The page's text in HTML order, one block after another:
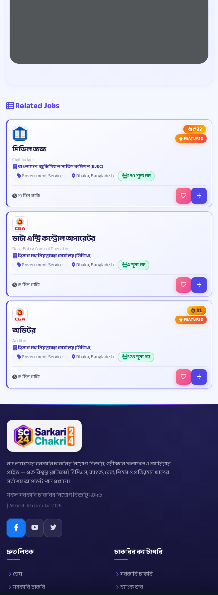
Related Jobs
#33
FEATURED
সিভিল জজ
Civil Judge
বাংলাদেশ জুডিসিয়াল সার্ভিস কমিশন (BJSC)
Government Service
Dhaka, Bangladesh 250 শূন্য পদ
29 দিন বাকি
ডাটা এন্ট্রি কন্ট্রোল অপারেটর
Data Entry Control Operator
হিসাব মহানিয়ন্ত্রকের কার্যালয় (সিজিএ)
Government Service
Dhaka, Bangladesh 4 শূন্য পদ
18 দিন বাকি
#1
FEATURED
অডিটর
Auditor
হিসাব মহানিয়ন্ত্রকের কার্যালয় (সিজিএ)
Government Service
Dhaka, Bangladesh 378 শূন্য পদ
18 দিন বাকি
বাংলাদেশের সরকারি চাকরির নিয়োগ বিজ্ঞপ্তি, পরীক্ষার ফলাফল ও ক্যারিয়ার
গাইড — এক বিশ্বস্ত প্ল্যাটফর্ম। বিসিএস, ব্যাংক, রেল, শিক্ষা ও প্রতিরক্ষা খাতের
সর্বশেষ আপডেট পান এখানে।
সকল সরকারি চাকরির নিয়োগ বিজ্ঞপ্তি ২০২৬
| All Govt Job Circular 2026
দ্রুত লিংক
হোম
সরকারি চাকরি
চাকরির ক্যাটাগরি
সরকারি চাকরি
ব্যাংক জব